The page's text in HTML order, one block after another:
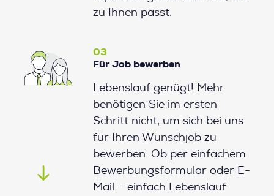
zu Ihnen passt.
03
Für Job bewerben
Lebenslauf genügt! Mehr
benötigen Sie im ersten
Schritt nicht, um sich bei uns
für Ihren Wunschjob zu
bewerben. Ob per einfachem
Bewerbungsformular oder E-
Mail – einfach Lebenslauf